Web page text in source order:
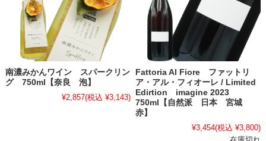
南濃みかんワイン スパークリン
グ 750ml【奈良 泡】
¥2,857(税込 ¥3,143)
Fattoria Al Fiore ファットリ
ア・アル・フィオーレ / Limited
Edirtion imagine 2023
750ml【自然派 日本 宮城
赤】
¥3,454(税込 ¥3,800)